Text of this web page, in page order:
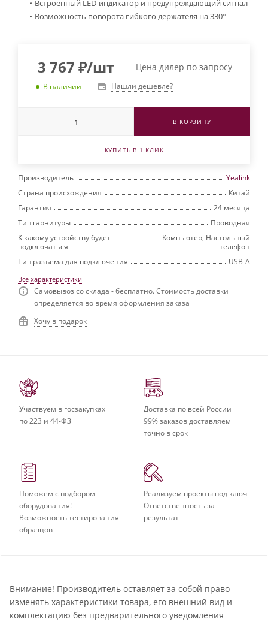
Встроенный LED-индикатор и предупреждающий сигнал
Возможность поворота гибкого держателя на 330°
3 767 ₽/шт Цена дилер по запросу
В наличии Нашли дешевле?
В КОРЗИНУ
КУПИТЬ В 1 КЛИК
Производитель
Yealink
Страна происхождения
Китай
Гарантия
24 месяца
Тип гарнитуры
Проводная
К какому устройству будет
подключаться
Компьютер, Настольный
телефон
Тип разъема для подключения
USB-A
Все характеристики
Самовывоз со склада - бесплатно. Стоимость доставки
определяется во время оформления заказа
Хочу в подарок
Участвуем в госзакупках
по 223 и 44-ФЗ
Доставка по всей России
99% заказов доставляем
точно в срок
Поможем с подбором
оборудования!
Возможность тестирования
образцов
Реализуем проекты под ключ
Ответственность за
результат
Внимание! Производитель оставляет за собой право
изменять характеристики товара, его внешний вид и
комплектацию без предварительного уведомления